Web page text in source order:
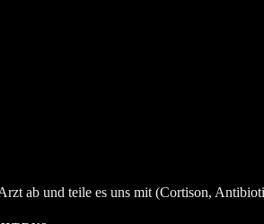
ab und teile es uns mit (Cortison,